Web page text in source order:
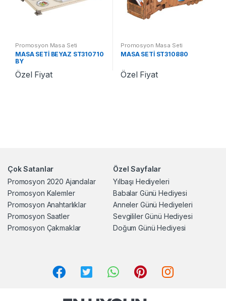
Promosyon Masa Seti
MASA SETİ BEYAZ ST310710
BY
Özel Fiyat
Promosyon Masa Seti
MASA SETİ ST310880
Özel Fiyat
Çok Satanlar
Promosyon 2020 Ajandalar
Promosyon Kalemler
Promosyon Anahtarlıklar
Promosyon Saatler
Promosyon Çakmaklar
Özel Sayfalar
Yılbaşı Hediyeleri
Babalar Günü Hediyesi
Anneler Günü Hediyeleri
Sevgililer Günü Hediyesi
Doğum Günü Hediyesi